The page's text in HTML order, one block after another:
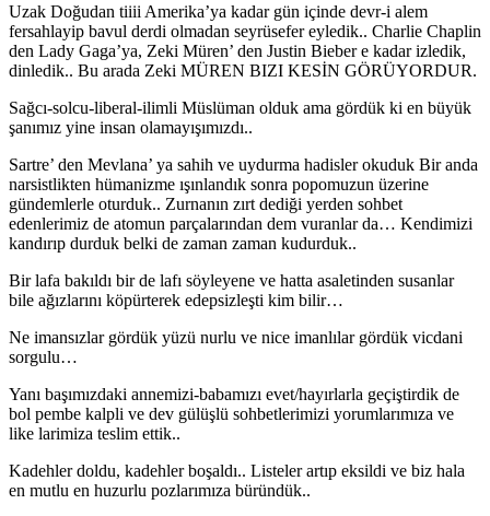
Uzak Doğudan tiiii Amerika’ya kadar gün içinde devr-i alem
fersahlayip bavul derdi olmadan seyrüsefer eyledik.. Charlie Chaplin
den Lady Gaga’ya, Zeki Müren’ den Justin Bieber e kadar izledik,
dinledik.. Bu arada Zeki MÜREN BIZI KESİN GÖRÜYORDUR.
Sağcı-solcu-liberal-ilimli Müslüman olduk ama gördük ki en büyük
şanımız yine insan olamayışımızdı..
Sartre’ den Mevlana’ ya sahih ve uydurma hadisler okuduk Bir anda
narsistlikten hümanizme ışınlandık sonra popomuzun üzerine
gündemlerle oturduk.. Zurnanın zırt dediği yerden sohbet
edenlerimiz de atomun parçalarından dem vuranlar da… Kendimizi
kandırıp durduk belki de zaman zaman kudurduk..
Bir lafa bakıldı bir de lafı söyleyene ve hatta asaletinden susanlar
bile ağızlarını köpürterek edepsizleşti kim bilir…
Ne imansızlar gördük yüzü nurlu ve nice imanlılar gördük vicdani
sorgulu…
Yanı başımızdaki annemizi-babamızı evet/hayırlarla geçiştirdik de
bol pembe kalpli ve dev gülüşlü sohbetlerimizi yorumlarımıza ve
like larimiza teslim ettik..
Kadehler doldu, kadehler boşaldı.. Listeler artıp eksildi ve biz hala
en mutlu en huzurlu pozlarımıza büründük..